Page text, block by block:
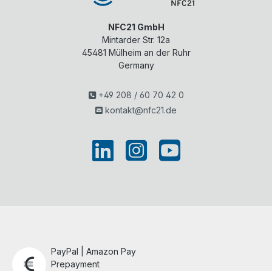
NFC21 GmbH
Mintarder Str. 12a
45481 Mülheim an der Ruhr
Germany
+49 208 / 60 70 42 0
kontakt@nfc21.de
PayPal | Amazon Pay
Prepayment